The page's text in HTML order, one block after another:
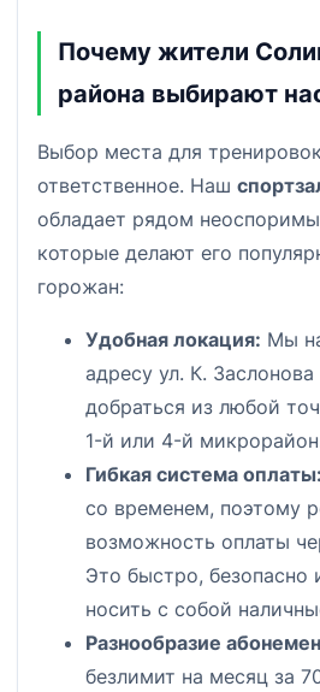
Почему жители
района выбирают
Выбор места для
ответственное. Наш
обладает рядом
которые делают его
горожан:
Удобная локация: Мы
адресу ул. К. Заслонова
добраться из любой
1-й или 4-й
Гибкая система оплаты:
со временем, поэтому
возможность оплаты
Это быстро, безопасно
носить с собой
Разнообразие
безлимит на месяц за